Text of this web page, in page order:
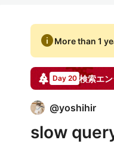
infoMore than 1
Day 20 検索エ
@yoshihir
slow